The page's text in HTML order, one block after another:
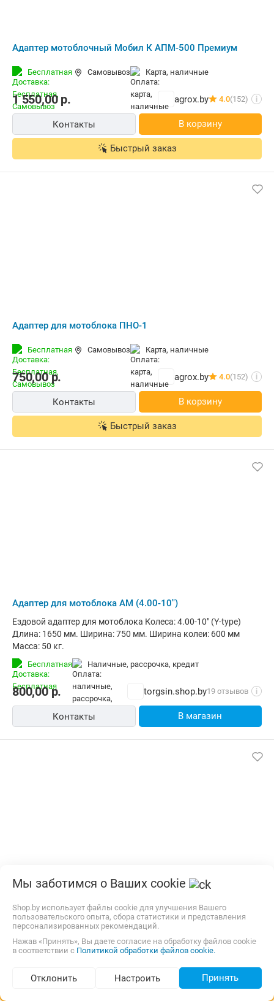
Подбор по параметрам (83)
Адаптер мотоблочный Мобил К АПМ-500 Премиум
Бесплатная Самовывоз карта, наличные
1 550,00р. agrox.by 4.0(152) i
Контакты В корзину
Быстрый заказ
Адаптер для мотоблока ПНО-1
Бесплатная Самовывоз карта, наличные
750,00р. agrox.by 4.0(152) i
Контакты В корзину
Быстрый заказ
Адаптер для мотоблока АМ (4.00-10")
Ездовой адаптер для мотоблока Колеса: 4.00-10" (Y-type)
Длина: 1650 мм. Ширина: 750 мм. Ширина колеи: 600 мм
Масса: 50 кг.
Бесплатная наличные, рассрочка, кредит
800,00р. torgsin.shop.by19 отзывов i
Контакты В магазин
5-10)
Бесплатная Самовывоз карта, наличные
838,80р. agrox.by
Контакты В корзину
Мы заботимся о Ваших cookie
Shop.by использует файлы cookie для улучшения Вашего
пользовательского опыта, сбора статистики и представления
персонализированных рекомендаций.
Нажав «Принять», Вы даете согласие на обработку файлов cookie
в соответствии с Политикой обработки файлов cookie.
Отклонить Настроить Принять